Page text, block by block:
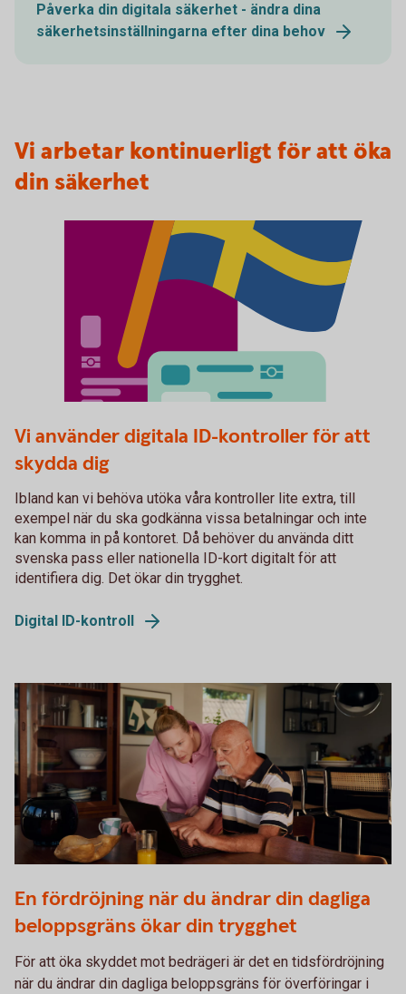
Påverka din digitala säkerhet - ändra dina
säkerhetsinställningarna efter dina behov
Vi arbetar kontinuerligt för att öka
din säkerhet
Vi använder digitala ID-kontroller för att
skydda dig
Ibland kan vi behöva utöka våra kontroller lite extra, till
exempel när du ska godkänna vissa betalningar och inte
kan komma in på kontoret. Då behöver du använda ditt
svenska pass eller nationella ID-kort digitalt för att
identifiera dig. Det ökar din trygghet.
Digital ID-kontroll
En fördröjning när du ändrar din dagliga
beloppsgräns ökar din trygghet
För att öka skyddet mot bedrägeri är det en tidsfördröjning
när du ändrar din dagliga beloppsgräns för överföringar i